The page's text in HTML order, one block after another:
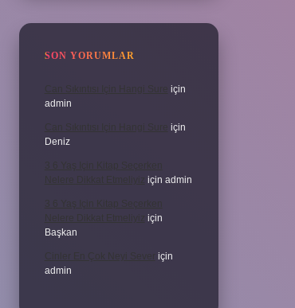
SON YORUMLAR
Can Sıkıntısı Için Hangi Sure için
admin
Can Sıkıntısı Için Hangi Sure için
Deniz
3 6 Yaş Için Kitap Seçerken
Nelere Dikkat Etmeliyiz için admin
3 6 Yaş Için Kitap Seçerken
Nelere Dikkat Etmeliyiz için
Başkan
Cinler En Çok Neyi Sever için
admin